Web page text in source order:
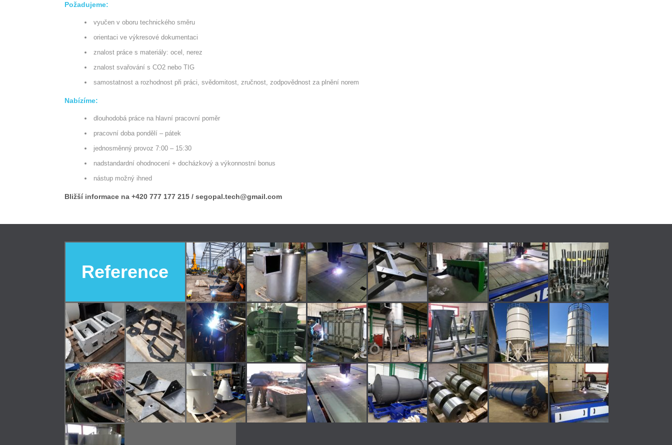
Požadujeme:
vyučen v oboru technického směru
orientaci ve výkresové dokumentaci
znalost práce s materiály: ocel, nerez
znalost svařování s CO2 nebo TIG
samostatnost a rozhodnost při práci, svědomitost, zručnost, zodpovědnost za plnění norem
Nabízíme:
dlouhodobá práce na hlavní pracovní poměr
pracovní doba pondělí – pátek
jednosměnný provoz 7:00 – 15:30
nadstandardní ohodnocení + docházkový a výkonnostní bonus
nástup možný ihned
Bližší informace na +420 777 177 215 / segopal.tech@gmail.com
Reference